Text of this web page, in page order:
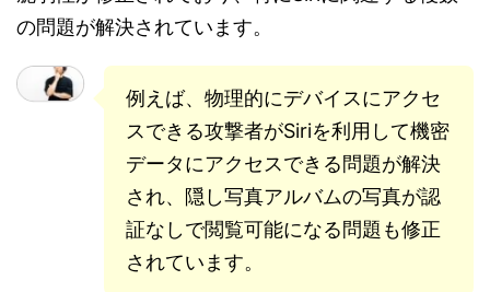
の問題が解決されています。
例えば、物理的にデバイスにアクセ
スできる攻撃者がSiriを利用して機密
データにアクセスできる問題が解決
され、隠し写真アルバムの写真が認
証なしで閲覧可能になる問題も修正
されています。